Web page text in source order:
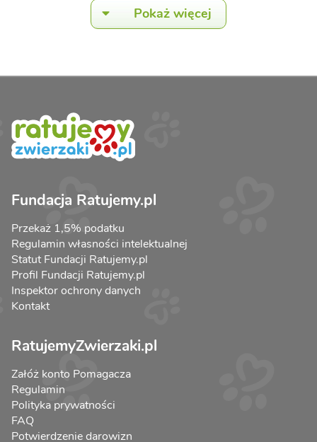
Pokaż więcej
Fundacja Ratujemy.pl
Przekaż 1,5% podatku
Regulamin własności intelektualnej
Statut Fundacji Ratujemy.pl
Profil Fundacji Ratujemy.pl
Inspektor ochrony danych
Kontakt
RatujemyZwierzaki.pl
Załóż konto Pomagacza
Regulamin
Polityka prywatności
FAQ
Potwierdzenie darowizn